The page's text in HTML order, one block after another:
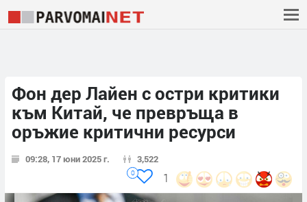
Фон дер Лайен с остри критики
към Китай, че превръща в
оръжие критични ресурси
09:28, 17 юни 2025 г. 3,522
1
0